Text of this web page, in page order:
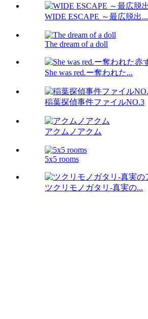
WIDE ESCAPE ～最広脱出...
The dream of a doll
She was red.ー奪われた...
稲葉探偵事件ファイルNO.3
アクムノアクム
5x5 rooms
ツクリモノガタリ-真実の...